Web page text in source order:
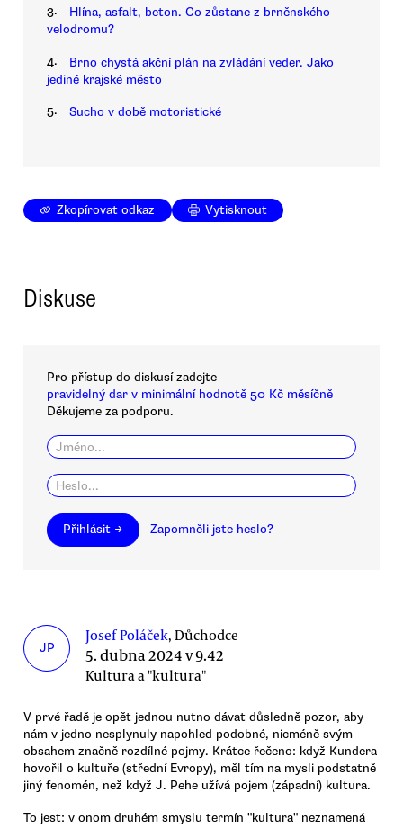
3.
Hlína, asfalt, beton. Co zůstane z brněnského
velodromu?
4.
Brno chystá akční plán na zvládání veder. Jako
jediné krajské město
5. Sucho v době motoristické
Zkopírovat odkaz Vytisknout
Diskuse
Pro přístup do diskusí zadejte
pravidelný dar v minimální hodnotě 50 Kč měsíčně
Děkujeme za podporu.
Přihlásit → Zapomněli jste heslo?
JP
Josef Poláček, Důchodce
5. dubna 2024 v 9.42
Kultura a "kultura"
V prvé řadě je opět jednou nutno dávat důsledně pozor, aby
nám v jedno nesplynuly napohled podobné, nicméně svým
obsahem značně rozdílné pojmy. Krátce řečeno: když Kundera
hovořil o kultuře (střední Evropy), měl tím na mysli podstatně
jiný fenomén, než když J. Pehe užívá pojem (západní) kultura.
To jest: v onom druhém smyslu termín "kultura" neznamená